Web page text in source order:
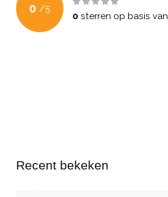
0 /5
0 sterren op basis van
Recent bekeken